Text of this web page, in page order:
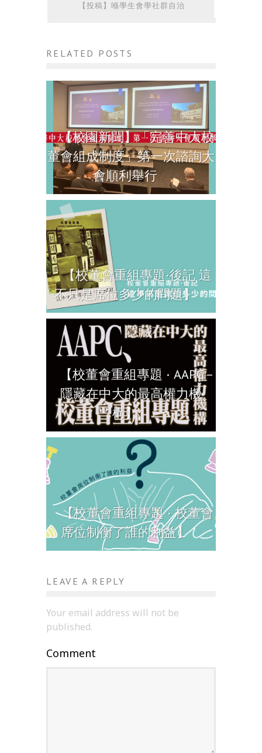
【投稿】喺學生會學社群自治
RELATED POSTS
【校園新聞】「完善中大校
董會組成制度」第一次諮詢大
會順利舉行
【校董會重組專題·後記 這
不只是席位多少的問題】
【校董會重組專題 · AAPC –
隱藏在中大的最高權力機
構】
【校董會重組專題 · 校董會
席位制衡了誰的利益】
LEAVE A REPLY
Your email address will not be
published.
Comment